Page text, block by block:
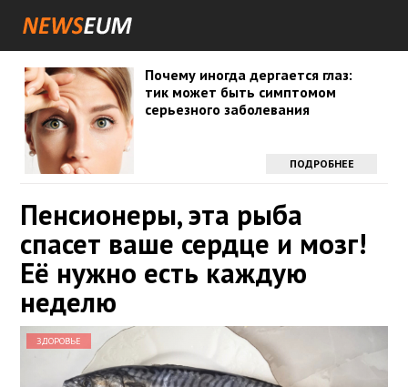
Почему иногда дергается глаз:
тик может быть симптомом
серьезного заболевания
ПОДРОБНЕЕ
Пенсионеры, эта рыба
спасет ваше сердце и мозг!
Её нужно есть каждую
неделю
ЗДОРОВЬЕ